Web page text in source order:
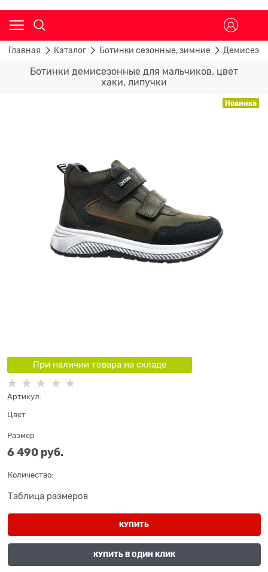
Главная Каталог Ботинки сезонные, зимние
Ботинки демисезонные для мальчиков, цвет
хаки, липучки
Новинка
При наличии товара на складе
Артикул:
Цвет
Размер
6 490 руб.
Количество:
Таблица размеров
КУПИТЬ
КУПИТЬ В ОДИН КЛИК